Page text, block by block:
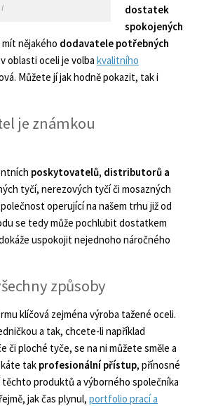
l
dostatek
spokojených
nějakého dodavatele potřebných
oblasti oceli je volba kvalitního
Můžete jí jak hodně pokazit, tak i
je známkou
poskytovatelů, distributorů a
tyčí, nerezových tyčí či mosazných
operující na našem trhu již od
se tedy může pochlubit dostatkem
uspokojit nejednoho náročného
způsoby
klíčová zejména výroba tažené oceli.
a tak, chcete-li například
či ploché tyče, se na ni můžete směle a
tak profesionální přístup, přínosné
těchto produktů a výborného společníka
jak čas plynul, portfolio prací a